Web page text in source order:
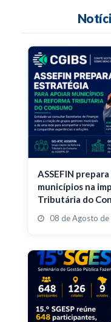
ASSEFIN
municípios na
Tributária do
08 de Agosto